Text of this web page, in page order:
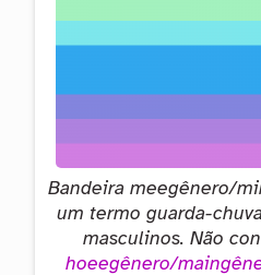
Bandeira meegênero/
um termo guarda-
masculinos. Não
hoeegênero/